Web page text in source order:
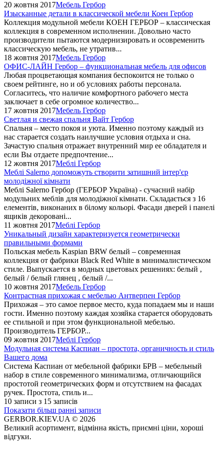
20 жовтня 2017Мебель Гербор
Изысканные детали в классической мебели Коен Гербор
Коллекция модульной мебели КОЕН ГЕРБОР – классическая
коллекция в современном исполнении. Довольно часто
производители пытаются модернизировать и осовременить
классическую мебель, не утратив...
18 жовтня 2017Мебель Гербор
ОФИС-ЛАЙН Гербор – функциональная мебель для офисов
Любая процветающая компания беспокоится не только о
своем рейтинге, но и об условиях работы персонала.
Согласитесь, что наличие комфортного рабочего места
заключает в себе огромное количество...
17 жовтня 2017Мебель Гербор
Светлая и свежая спальня Вайт Гербор
Спальня – место покоя и уюта. Именно поэтому каждый из
нас старается создать наилучшие условия отдыха и сна.
Зачастую спальня отражает внутренний мир ее обладателя и
если Вы отдаете предпочтение...
12 жовтня 2017Меблі Гербор
Меблі Salerno допоможуть створити затишний інтер'єр
молодіжної кімнати
Меблі Salerno Гербор (ГЕРБОР Україна) - сучасний набір
модульних меблів для молодіжної кімнати. Складається з 16
елементів, виконаних в білому кольорі. Фасади дверей і панелі
ящиків декоровані...
11 жовтня 2017Меблі Гербор
Уникальный дизайн характеризуется геометрически
правильными формами
Польская мебель Kaspian BRW белый – современная
коллекция от фабрики Black Red White в минималистическом
стиле. Выпускается в модных цветовых решениях: белый ,
белый / белый глянец , белый /...
10 жовтня 2017Мебель Гербор
Контрастная прихожая с мебелью Антверпен Гербор
Прихожая – это самое первое место, куда попадаем мы и наши
гости. Именно поэтому каждая хозяйка старается оборудовать
ее стильной и при этом функциональной мебелью.
Производитель ГЕРБОР...
09 жовтня 2017Меблі Гербор
Модульная система Каспиан – простота, органичность и стиль
Вашего дома
Система Каспиан от мебельной фабрики БРВ – мебельный
набор в стиле современного минимализма, отличающийся
простотой геометрических форм и отсутствием на фасадах
ручек. Простота, стиль и...
10 записи з 15 записів
Показати більш ранні записи
GERBOR.KIEV.UA © 2026
Великий асортимент, відмінна якість, приємні ціни, хороші
відгуки.